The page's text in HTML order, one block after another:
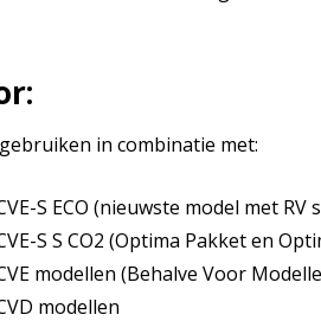
in combinatie met:
S ECO (nieuwste model met RV
S S CO2 (Optima Pakket en
modellen (Behalve Voor
modellen